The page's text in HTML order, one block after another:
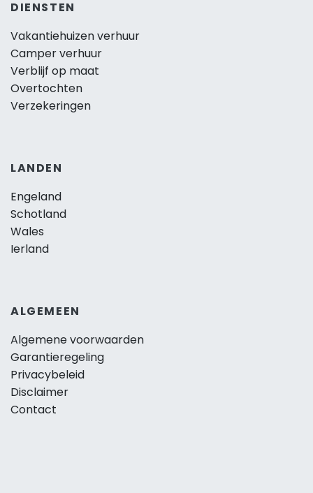
DIENSTEN
Vakantiehuizen verhuur
Camper verhuur
Verblijf op maat
Overtochten
Verzekeringen
LANDEN
Engeland
Schotland
Wales
Ierland
ALGEMEEN
Algemene voorwaarden
Garantieregeling
Privacybeleid
Disclaimer
Contact